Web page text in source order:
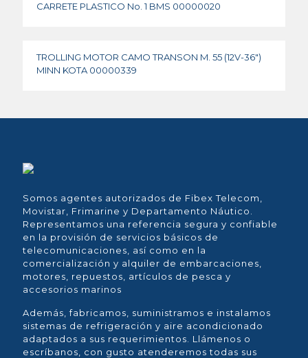
CARRETE PLASTICO No. 1 BMS 00000020
TROLLING MOTOR CAMO TRANSON M. 55 (12V-36″)
MINN KOTA 00000339
Somos agentes autorizados de Fibex Telecom,
Movistar, Frimarine y Departamento Náutico.
Representamos una referencia segura y confiable
en la provisión de servicios básicos de
telecomunicaciones, así como en la
comercialización y alquiler de embarcaciones,
motores, repuestos, artículos de pesca y
accesorios marinos
Además, fabricamos, suministramos e instalamos
sistemas de refrigeración y aire acondicionado
adaptados a sus requerimientos. Llámenos o
escríbanos, con gusto atenderemos todas sus